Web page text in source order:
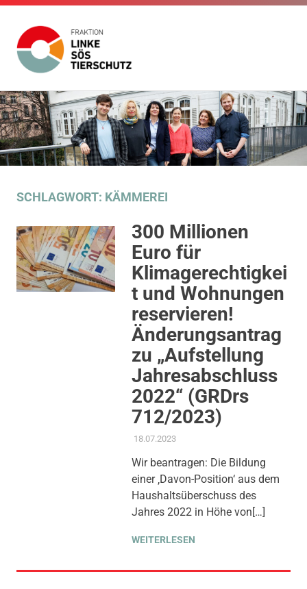
Zum
Inhalt
springen
Linke
SÖS
Tierschutz
der
Fraktion
Die
Linke
SÖS
Gemeinderat
SCHLAGWORT: KÄMMEREI
300 Millionen
Euro für
Klimagerechtigkei
t und Wohnungen
reservieren!
Änderungsantrag
zu „Aufstellung
Jahresabschluss
2022“ (GRDrs
712/2023)
18.07.2023ADMIN
AKTUELLES
KOMMUNALE FINANZEN
THEMEN,UMWELT, KLIMA &
ENERGIE,WOHNEN
Wir beantragen: Die Bildung
einer ‚Davon-Position‘ aus dem
Haushaltsüberschuss des
Jahres 2022 in Höhe von[…]
WEITERLESEN